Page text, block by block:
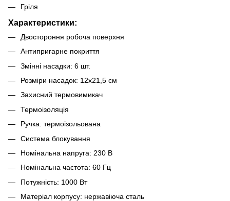
Гріля
Характеристики:
Двостороння робоча поверхня
Антипригарне покриття
Змінні насадки: 6 шт.
Розміри насадок: 12х21,5 см
Захисний термовимикач
Термоізоляція
Ручка: термоізольована
Система блокування
Номінальна напруга: 230 В
Номінальна частота: 60 Гц
Потужність: 1000 Вт
Матеріал корпусу: нержавіюча сталь